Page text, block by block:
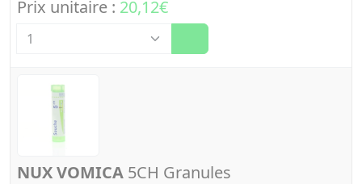
Prix unitaire : 20,12€
NUX VOMICA 5CH Granules